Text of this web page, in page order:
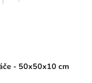
- 50x50x10 cm